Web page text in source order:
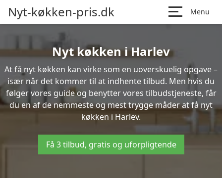
Nyt-køkken-pris.dk Menu
Nyt køkken i Harlev
At få nyt køkken kan virke som en uoverskuelig opgave –
især når det kommer til at indhente tilbud. Men hvis du
følger vores guide og benytter vores tilbudstjeneste, får
du en af de nemmeste og mest trygge måder at få nyt
køkken i Harlev.
Få 3 tilbud, gratis og uforpligtende